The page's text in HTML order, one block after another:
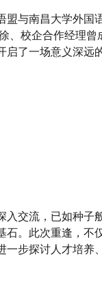
与南昌大学外国
校企合作经理
了一场意义深远
交流，已如种子
。此次重逢，不
步探讨人才培养